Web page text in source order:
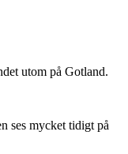
utom på Gotland.
ses mycket tidigt på